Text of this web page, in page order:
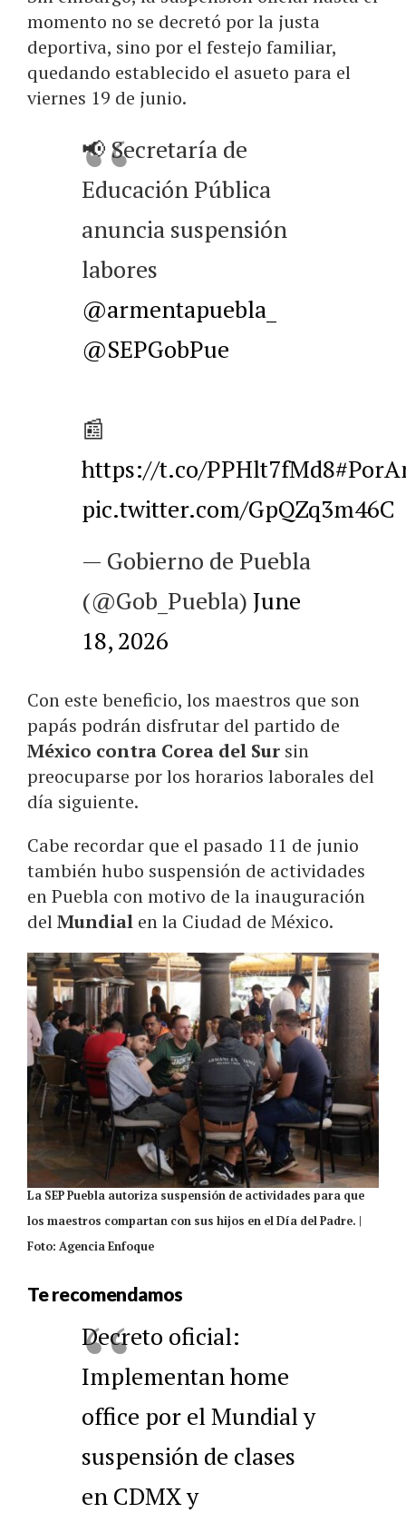
momento no se decretó por la justa
deportiva, sino por el festejo familiar,
quedando establecido el asueto para el
viernes 19 de junio.
📢 Secretaría de
Educación Pública
anuncia suspensión
labores
@armentapuebla_
@SEPGobPue
📰
https://t.co/PPHlt7fMd8
pic.twitter.com/GpQZq3m46C
— Gobierno de Puebla
(@Gob_Puebla) June
18, 2026
Con este beneficio, los maestros que son
papás podrán disfrutar del partido de
México contra Corea del Sur sin
preocuparse por los horarios laborales del
día siguiente.
Cabe recordar que el pasado 11 de junio
también hubo suspensión de actividades
en Puebla con motivo de la inauguración
delMundial en la Ciudad de México.
La SEP Puebla autoriza suspensión de actividades para que
los maestros compartan con sus hijos en el Día del Padre. |
Foto: Agencia Enfoque
Te recomendamos
Decreto oficial:
Implementan home
office por el Mundial y
suspensión de clases
en CDMX y